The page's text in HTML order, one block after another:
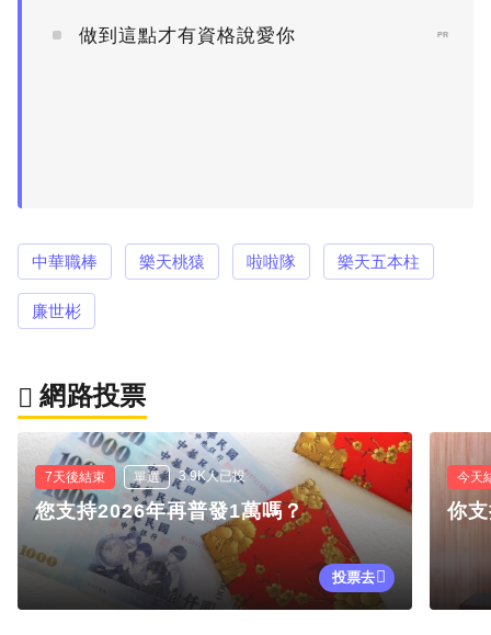
做到這點才有資格說愛你 PR
中華職棒 樂天桃猿 啦啦隊 樂天五本柱
廉世彬
網路投票
7天後結束 單選 3.9K人已投
您支持2026年再普發1萬嗎？
投票去
今天
你